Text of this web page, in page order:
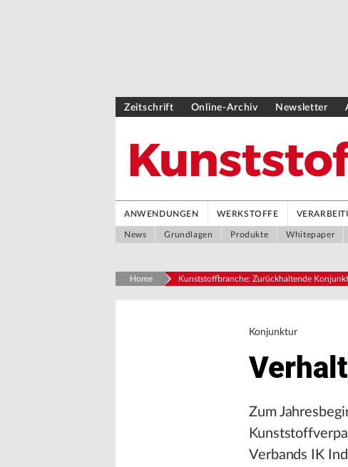
Zeitschrift Online-Archiv Newsletter
ANWENDUNGEN WERKSTOFFE
News Grundlagen Produkte Whitepaper
Home Kunststoffbranche: Zurückhaltende
Konjunktur
Zum
Verbands IK